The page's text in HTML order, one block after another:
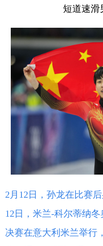
短道速滑
2月12日，孙龙在比赛
12日，米兰-科尔蒂纳
决赛在意大利米兰举行